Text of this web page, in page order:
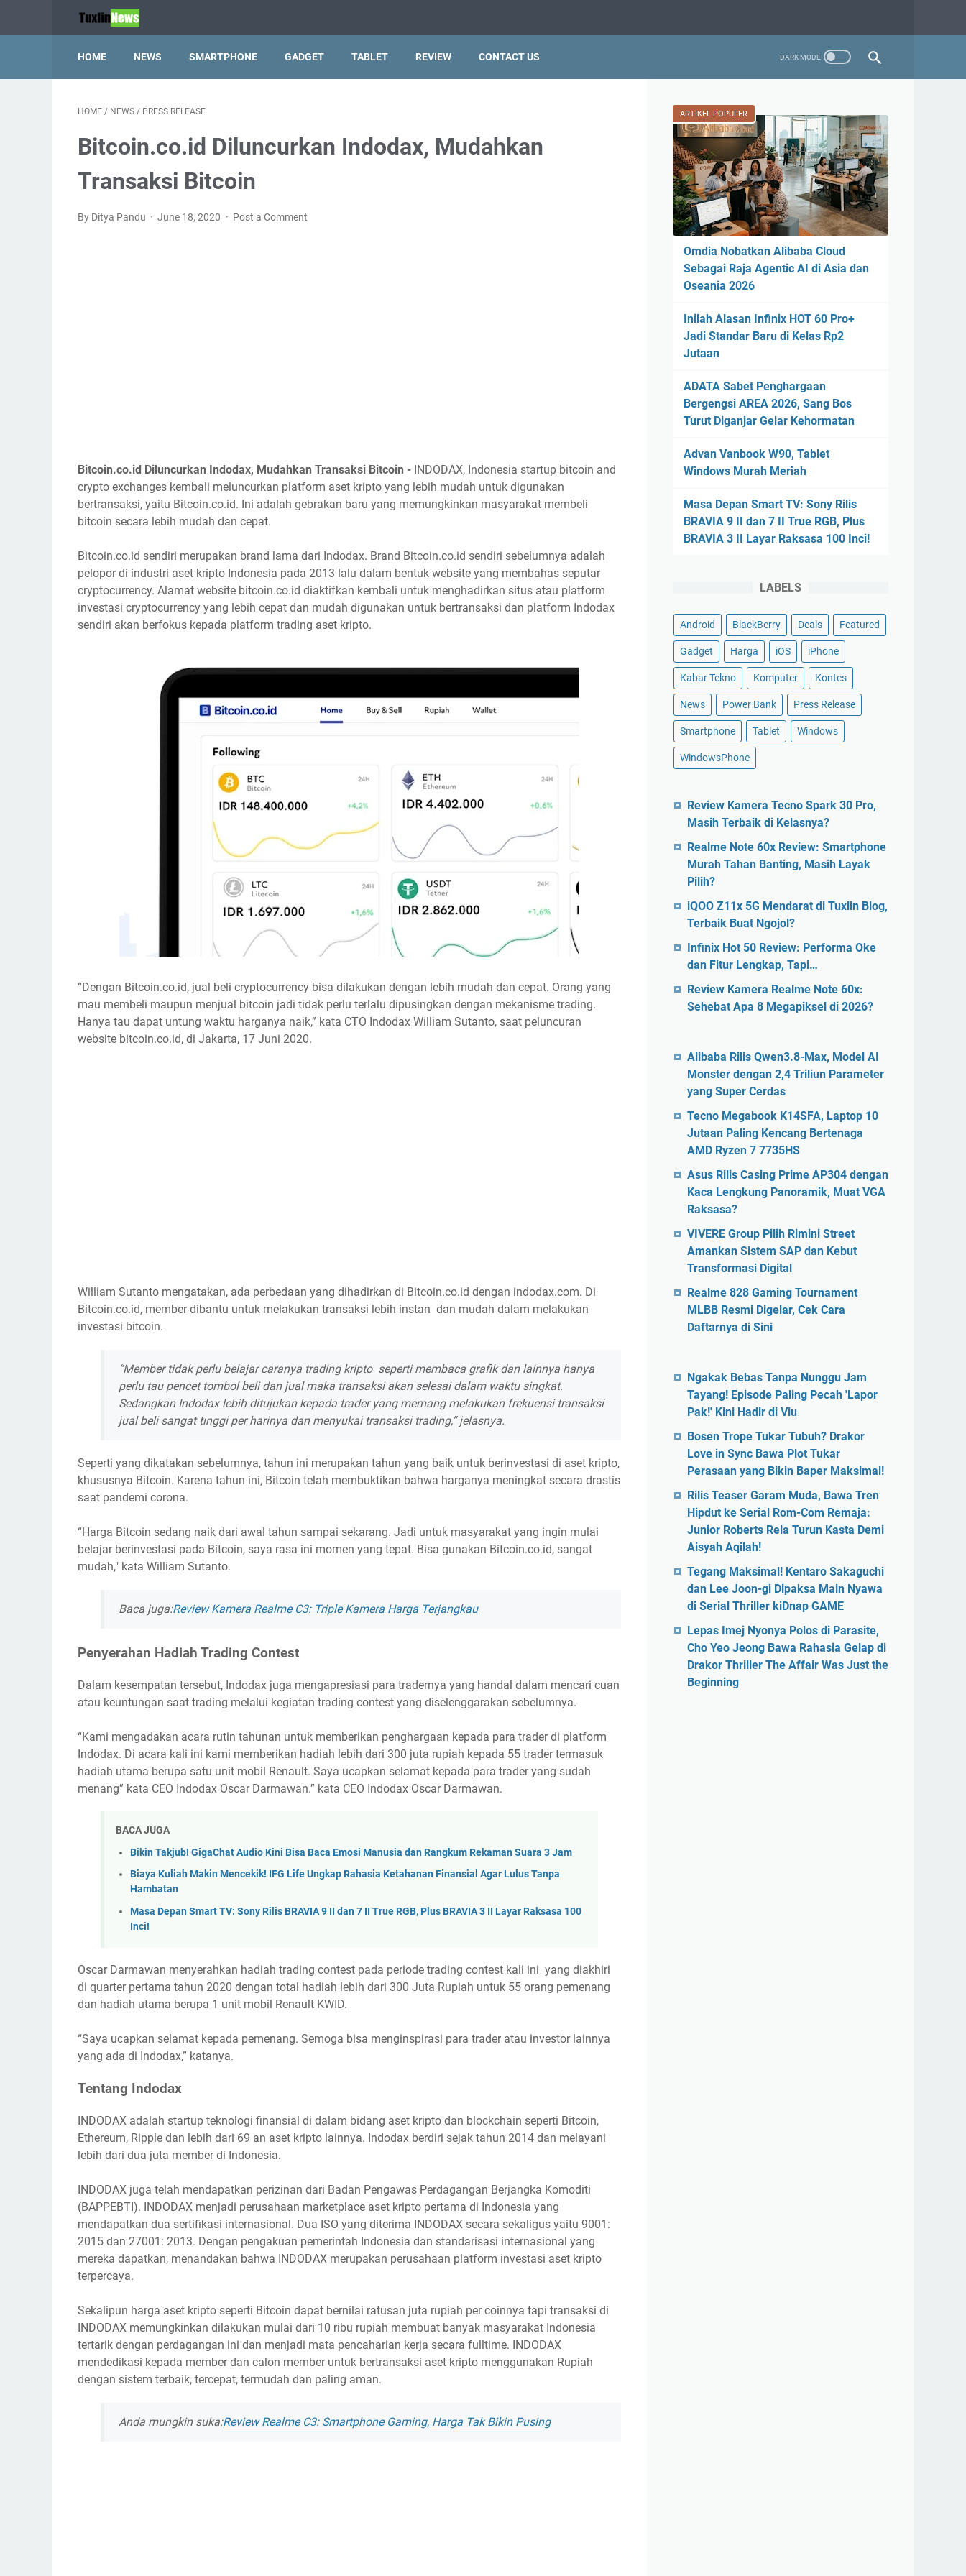
HOME NEWS SMARTPHONE GADGET TABLET REVIEW CONTACT US
HOME / NEWS / PRESS RELEASE
Bitcoin.co.id Diluncurkan Indodax, Mudahkan
Transaksi Bitcoin
By Ditya Pandu June 18, 2020 Post a Comment
Bitcoin.co.id Diluncurkan Indodax, Mudahkan Transaksi Bitcoin - INDODAX, Indonesia startup bitcoin and
crypto exchanges kembali meluncurkan platform aset kripto yang lebih mudah untuk digunakan
bertransaksi, yaitu Bitcoin.co.id. Ini adalah gebrakan baru yang memungkinkan masyarakat membeli
bitcoin secara lebih mudah dan cepat.
Bitcoin.co.id sendiri merupakan brand lama dari Indodax. Brand Bitcoin.co.id sendiri sebelumnya adalah
pelopor di industri aset kripto Indonesia pada 2013 lalu dalam bentuk website yang membahas seputar
cryptocurrency. Alamat website bitcoin.co.id diaktifkan kembali untuk menghadirkan situs atau platform
investasi cryptocurrency yang lebih cepat dan mudah digunakan untuk bertransaksi dan platform Indodax
sendiri akan berfokus kepada platform trading aset kripto.
“Dengan Bitcoin.co.id, jual beli cryptocurrency bisa dilakukan dengan lebih mudah dan cepat. Orang yang
mau membeli maupun menjual bitcoin jadi tidak perlu terlalu dipusingkan dengan mekanisme trading.
Hanya tau dapat untung waktu harganya naik,” kata CTO Indodax William Sutanto, saat peluncuran
website bitcoin.co.id, di Jakarta, 17 Juni 2020.
William Sutanto mengatakan, ada perbedaan yang dihadirkan di Bitcoin.co.id dengan indodax.com. Di
Bitcoin.co.id, member dibantu untuk melakukan transaksi lebih instan dan mudah dalam melakukan
investasi bitcoin.
“Member tidak perlu belajar caranya trading kripto seperti membaca grafik dan lainnya hanya
perlu tau pencet tombol beli dan jual maka transaksi akan selesai dalam waktu singkat.
Sedangkan Indodax lebih ditujukan kepada trader yang memang melakukan frekuensi transaksi
jual beli sangat tinggi per harinya dan menyukai transaksi trading,” jelasnya.
Seperti yang dikatakan sebelumnya, tahun ini merupakan tahun yang baik untuk berinvestasi di aset kripto,
khususnya Bitcoin. Karena tahun ini, Bitcoin telah membuktikan bahwa harganya meningkat secara drastis
saat pandemi corona.
“Harga Bitcoin sedang naik dari awal tahun sampai sekarang. Jadi untuk masyarakat yang ingin mulai
belajar berinvestasi pada Bitcoin, saya rasa ini momen yang tepat. Bisa gunakan Bitcoin.co.id, sangat
mudah," kata William Sutanto.
Baca juga:Review Kamera Realme C3: Triple Kamera Harga Terjangkau
Penyerahan Hadiah Trading Contest
Dalam kesempatan tersebut, Indodax juga mengapresiasi para tradernya yang handal dalam mencari cuan
atau keuntungan saat trading melalui kegiatan trading contest yang diselenggarakan sebelumnya.
“Kami mengadakan acara rutin tahunan untuk memberikan penghargaan kepada para trader di platform
Indodax. Di acara kali ini kami memberikan hadiah lebih dari 300 juta rupiah kepada 55 trader termasuk
hadiah utama berupa satu unit mobil Renault. Saya ucapkan selamat kepada para trader yang sudah
menang” kata CEO Indodax Oscar Darmawan.” kata CEO Indodax Oscar Darmawan.
BACA JUGA
Bikin Takjub! GigaChat Audio Kini Bisa Baca Emosi Manusia dan Rangkum Rekaman Suara 3 Jam
Biaya Kuliah Makin Mencekik! IFG Life Ungkap Rahasia Ketahanan Finansial Agar Lulus Tanpa
Hambatan
Masa Depan Smart TV: Sony Rilis BRAVIA 9 II dan 7 II True RGB, Plus BRAVIA 3 II Layar Raksasa 100
Inci!
Oscar Darmawan menyerahkan hadiah trading contest pada periode trading contest kali ini yang diakhiri
di quarter pertama tahun 2020 dengan total hadiah lebih dari 300 Juta Rupiah untuk 55 orang pemenang
dan hadiah utama berupa 1 unit mobil Renault KWID.
“Saya ucapkan selamat kepada pemenang. Semoga bisa menginspirasi para trader atau investor lainnya
yang ada di Indodax,” katanya.
Tentang Indodax
INDODAX adalah startup teknologi finansial di dalam bidang aset kripto dan blockchain seperti Bitcoin,
Ethereum, Ripple dan lebih dari 69 an aset kripto lainnya. Indodax berdiri sejak tahun 2014 dan melayani
lebih dari dua juta member di Indonesia.
INDODAX juga telah mendapatkan perizinan dari Badan Pengawas Perdagangan Berjangka Komoditi
(BAPPEBTI). INDODAX menjadi perusahaan marketplace aset kripto pertama di Indonesia yang
mendapatkan dua sertifikasi internasional. Dua ISO yang diterima INDODAX secara sekaligus yaitu 9001:
2015 dan 27001: 2013. Dengan pengakuan pemerintah Indonesia dan standarisasi internasional yang
mereka dapatkan, menandakan bahwa INDODAX merupakan perusahaan platform investasi aset kripto
terpercaya.
Sekalipun harga aset kripto seperti Bitcoin dapat bernilai ratusan juta rupiah per coinnya tapi transaksi di
INDODAX memungkinkan dilakukan mulai dari 10 ribu rupiah membuat banyak masyarakat Indonesia
tertarik dengan perdagangan ini dan menjadi mata pencaharian kerja secara fulltime. INDODAX
mendedikasi kepada member dan calon member untuk bertransaksi aset kripto menggunakan Rupiah
dengan sistem terbaik, tercepat, termudah dan paling aman.
Anda mungkin suka:Review Realme C3: Smartphone Gaming, Harga Tak Bikin Pusing
ARTIKEL POPULER
Omdia Nobatkan Alibaba Cloud
Sebagai Raja Agentic AI di Asia dan
Oseania 2026
Inilah Alasan Infinix HOT 60 Pro+
Jadi Standar Baru di Kelas Rp2
Jutaan
ADATA Sabet Penghargaan
Bergengsi AREA 2026, Sang Bos
Turut Diganjar Gelar Kehormatan
Advan Vanbook W90, Tablet
Windows Murah Meriah
Masa Depan Smart TV: Sony Rilis
BRAVIA 9 II dan 7 II True RGB, Plus
BRAVIA 3 II Layar Raksasa 100 Inci!
LABELS
Android BlackBerry Deals Featured
Gadget Harga iOS iPhone
Kabar Tekno Komputer Kontes
News Power Bank Press Release
Smartphone Tablet Windows
WindowsPhone
Review Kamera Tecno Spark 30 Pro,
Masih Terbaik di Kelasnya?
Realme Note 60x Review: Smartphone
Murah Tahan Banting, Masih Layak
Pilih?
iQOO Z11x 5G Mendarat di Tuxlin Blog,
Terbaik Buat Ngojol?
Infinix Hot 50 Review: Performa Oke
dan Fitur Lengkap, Tapi…
Review Kamera Realme Note 60x:
Sehebat Apa 8 Megapiksel di 2026?
Alibaba Rilis Qwen3.8-Max, Model AI
Monster dengan 2,4 Triliun Parameter
yang Super Cerdas
Tecno Megabook K14SFA, Laptop 10
Jutaan Paling Kencang Bertenaga
AMD Ryzen 7 7735HS
Asus Rilis Casing Prime AP304 dengan
Kaca Lengkung Panoramik, Muat VGA
Raksasa?
VIVERE Group Pilih Rimini Street
Amankan Sistem SAP dan Kebut
Transformasi Digital
Realme 828 Gaming Tournament
MLBB Resmi Digelar, Cek Cara
Daftarnya di Sini
Ngakak Bebas Tanpa Nunggu Jam
Tayang! Episode Paling Pecah 'Lapor
Pak!' Kini Hadir di Viu
Bosen Trope Tukar Tubuh? Drakor
Love in Sync Bawa Plot Tukar
Perasaan yang Bikin Baper Maksimal!
Rilis Teaser Garam Muda, Bawa Tren
Hipdut ke Serial Rom-Com Remaja:
Junior Roberts Rela Turun Kasta Demi
Aisyah Aqilah!
Tegang Maksimal! Kentaro Sakaguchi
dan Lee Joon-gi Dipaksa Main Nyawa
di Serial Thriller kiDnap GAME
Lepas Imej Nyonya Polos di Parasite,
Cho Yeo Jeong Bawa Rahasia Gelap di
Drakor Thriller The Affair Was Just the
Beginning